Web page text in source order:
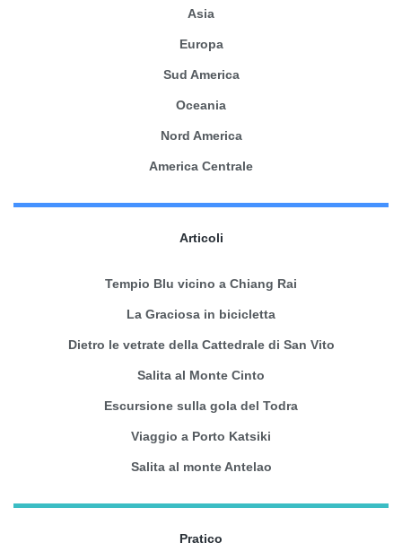
Asia
Europa
Sud America
Oceania
Nord America
America Centrale
Articoli
Tempio Blu vicino a Chiang Rai
La Graciosa in bicicletta
Dietro le vetrate della Cattedrale di San Vito
Salita al Monte Cinto
Escursione sulla gola del Todra
Viaggio a Porto Katsiki
Salita al monte Antelao
Pratico